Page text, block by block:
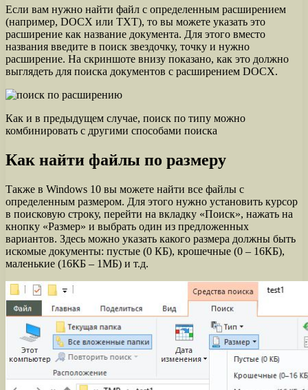
Если вам нужно найти файл с определенным расширением
(например, DOCX или TXT), то вы можете указать это
расширение как название документа. Для этого вместо
названия введите в поиск звездочку, точку и нужно
расширение. На скриншоте внизу показано, как это должно
выглядеть для поиска документов с расширением DOCX.
Как и в предыдущем случае, поиск по типу можно
комбинировать с другими способами поиска
Как найти файлы по размеру
Также в Windows 10 вы можете найти все файлы с
определенным размером. Для этого нужно установить курсор
в поисковую строку, перейти на вкладку «Поиск», нажать на
кнопку «Размер» и выбрать один из предложенных
вариантов. Здесь можно указать какого размера должны быть
искомые документы: пустые (0 КБ), крошечные (0 – 16КБ),
маленькие (16КБ – 1МБ) и т.д.